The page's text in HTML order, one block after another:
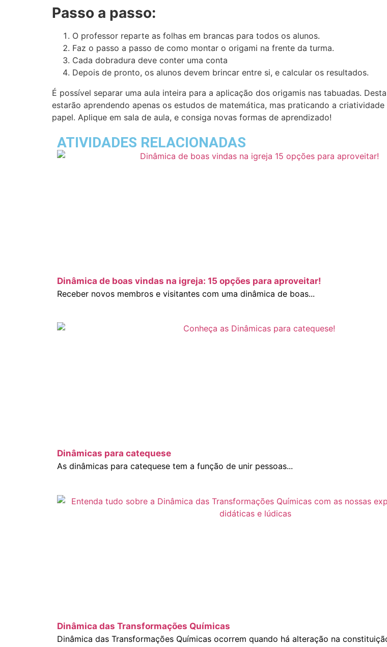
Passo a passo:
O professor reparte as folhas em brancas para todos os alunos.
Faz o passo a passo de como montar o origami na frente da turma.
Cada dobradura deve conter uma conta
Depois de pronto, os alunos devem brincar entre si, e calcular os resultados.
É possível separar uma aula inteira para a aplicação dos origamis nas tabuadas.
estarão aprendendo apenas os estudos de matemática, mas praticando a
papel. Aplique em sala de aula, e consiga novas formas de aprendizado!
ATIVIDADES RELACIONADAS
Dinâmica de boas vindas na igreja: 15 opções para aproveitar!
Receber novos membros e visitantes com uma dinâmica de boas...
Dinâmicas para catequese
As dinâmicas para catequese tem a função de unir pessoas...
Dinâmica das Transformações Químicas
Dinâmica das Transformações Químicas ocorrem quando há alteração na